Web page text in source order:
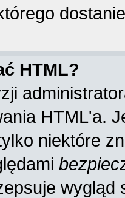
HTML?
HTML'a.
niektóre
wygląd